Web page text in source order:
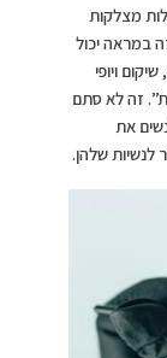
מצלקות
במראה יכול
ויופי
זה לא סתם
את
לנשיות שלהן.